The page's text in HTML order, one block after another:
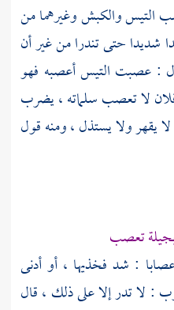
التيس والكبش وغيرهما من
شديدا حتى تندرا من غير أن
: عصبت التيس أعصبه فهو
لا تعصب سلماته ، يضرب
يقهر ولا يستذل ، ومنه قول
تعصب
: شد فخذيها ، أو أدنى
: لا تدر إلا على ذلك ، قال